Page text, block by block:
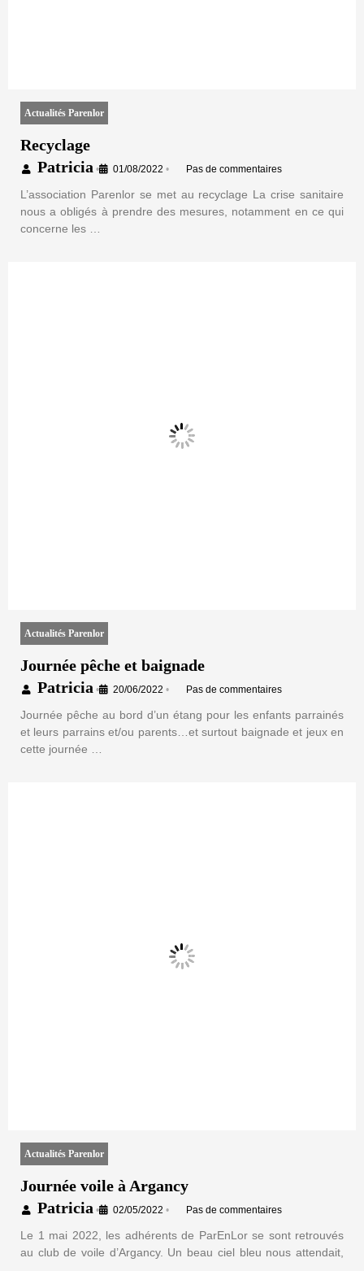
Actualités Parenlor
Recyclage
Patricia • 01/08/2022 • Pas de commentaires
L’association Parenlor se met au recyclage La crise sanitaire
nous a obligés à prendre des mesures, notamment en ce qui
concerne les …
Actualités Parenlor
Journée pêche et baignade
Patricia • 20/06/2022 • Pas de commentaires
Journée pêche au bord d’un étang pour les enfants parrainés
et leurs parrains et/ou parents…et surtout baignade et jeux en
cette journée …
Actualités Parenlor
Journée voile à Argancy
Patricia • 02/05/2022 • Pas de commentaires
Le 1 mai 2022, les adhérents de ParEnLor se sont retrouvés
au club de voile d’Argancy. Un beau ciel bleu nous attendait,